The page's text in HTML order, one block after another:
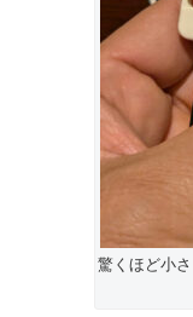
驚くほど小